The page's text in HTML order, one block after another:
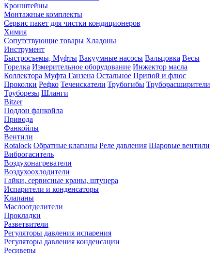
Кронштейны
Монтажные комплекты
Сервис пакет для чистки кондиционеров
Химия
Сопутствующие товары Хладоны
Инструмент
Быстросъемы, Муфты Вакуумные насосы Вальцовка Весы
Горелка Измерительное оборудование Инжектор масла
Коллектора Муфта Ганзена Остальное Припой и флюс
Проколки Рефко Течеискатели Трубогибы Труборасширители
Труборезы Шланги
Bitzer
Поддон фанкойла
Привода
Фанкойлы
Вентили
Rotalock Обратные клапаны Реле давления Шаровые вентили
Виброгаситель
Воздухонагреватели
Воздухоохлодители
Гайки, сервисные краны, штуцера
Испарители и конденсаторы
Клапаны
Маслоотделители
Прокладки
Разветвители
Регуляторы давления испарения
Регуляторы давления конденсации
Ресиверы